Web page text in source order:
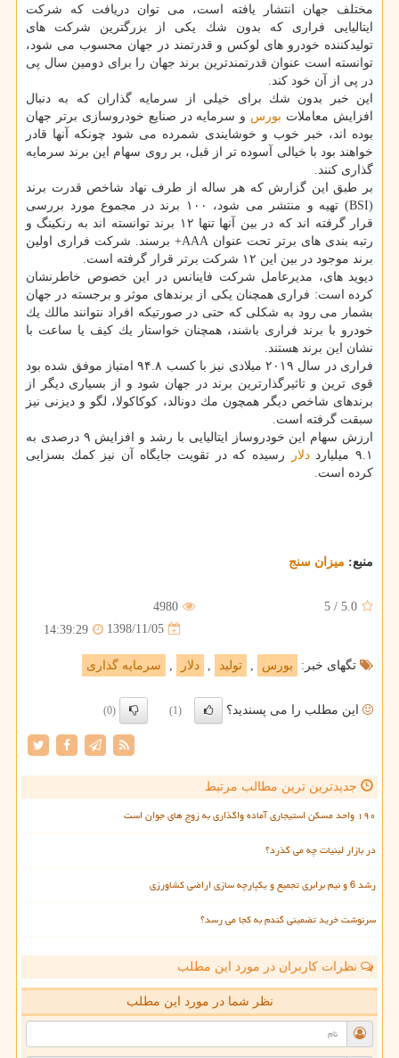
مختلف جهان انتشار یافته است، می توان دریافت كه شركت
ایتالیایی فراری كه بدون شك یكی از بزرگترین شركت های
تولیدكننده خودرو های لوكس و قدرتمند در جهان محسوب می شود،
توانسته است عنوان قدرتمندترین برند جهان را برای دومین سال پی
در پی از آن خود كند.
این خبر بدون شك برای خیلی از سرمایه گذاران كه به دنبال
افزایش معاملات بورس و سرمایه در صنایع خودروسازی برتر جهان
بوده اند، خبر خوب و خوشایندی شمرده می شود چونكه آنها قادر
خواهند بود با خیالی آسوده تر از قبل، بر روی سهام این برند سرمایه
گذاری كنند.
بر طبق این گزارش كه هر ساله از طرف نهاد شاخص قدرت برند
(BSI) تهیه و منتشر می شود، ۱۰۰ برند در مجموع مورد بررسی
قرار گرفته اند كه در بین آنها تنها ۱۲ برند توانسته اند به رنكینگ و
رتبه بندی های برتر تحت عنوان AAA+ برسند. شركت فراری اولین
برند موجود در بین این ۱۲ شركت برتر قرار گرفته است.
دیوید های، مدیرعامل شركت فاینانس در این خصوص خاطرنشان
كرده است: فراری همچنان یكی از برندهای موثر و برجسته در جهان
بشمار می رود به شكلی كه حتی در صورتیكه افراد نتوانند مالك یك
خودرو با برند فراری باشند، همچنان خواستار یك كیف یا ساعت با
نشان این برند هستند.
فراری در سال ۲۰۱۹ میلادی نیز با كسب ۹۴.۸ امتیاز موفق شده بود
قوی ترین و تاثیرگذارترین برند در جهان شود و از بسیاری دیگر از
برندهای شاخص دیگر همچون مك دونالد، كوكاكولا، لگو و دیزنی نیز
سبقت گرفته است.
ارزش سهام این خودروساز ایتالیایی با رشد و افزایش ۹ درصدی به
۹.۱ میلیارد
دلار
رسیده كه در تقویت جایگاه آن نیز كمك بسزایی
كرده است.
منبع: میزان سنج
5.0
/
5
4980
1398/11/05
14:39:29
تگهای خبر: بورس , تولید , دلار , سرمایه گذاری
این مطلب را می پسندید؟ (1)
(0)
جدیدترین ترین مطالب مرتبط
۱۹۰ واحد مسکن استیجاری آماده واگذاری به زوج های جوان است
در بازار لبنیات چه می گذرد؟
رشد 6 و نیم برابری تجمیع و یکپارچه سازی اراضی کشاورزی
سرنوشت خرید تضمینی گندم به کجا می رسد؟
نظرات کاربران در مورد این مطلب
نظر شما در مورد این مطلب